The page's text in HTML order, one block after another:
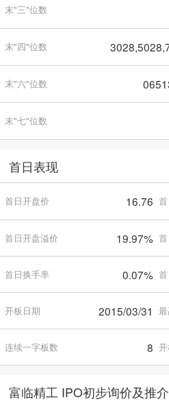
末"三"位数
末"四"位数
末"六"位数
末"七"位数
首日表现
首日开盘价 16.76
首日开盘溢价 19.97%
首日换手率 0.07%
开板日期 2015/03/31
连续一字板数 8
富临精工 IPO初步询价及推